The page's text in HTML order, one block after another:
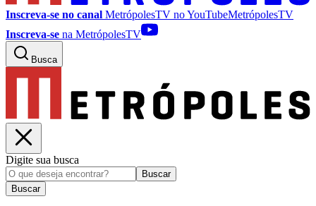
Inscreva-se no canal MetrópolesTV noYouTubeMetrópolesTV
Inscreva-se na MetrópolesTV
Busca
Digite sua busca
Buscar
Buscar